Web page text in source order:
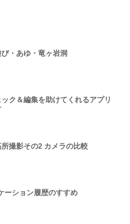
・あゆ・竜ヶ岩洞
ク＆編集を助けてくれるアプリ
撮影その2 カメラの比較
ーション履歴のすすめ